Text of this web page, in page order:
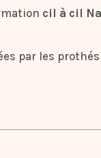
cil à cil
par les